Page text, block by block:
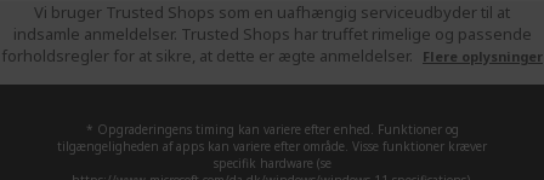
Vi bruger Trusted Shops som en uafhængig serviceudbyder til at
indsamle anmeldelser. Trusted Shops har truffet rimelige og passende
forholdsregler for at sikre, at dette er ægte anmeldelser.
Flere oplysninger
* Opgraderingens timing kan variere efter enhed. Funktioner og
tilgængeligheden af apps kan variere efter område. Visse funktioner kræver
specifik hardware (se